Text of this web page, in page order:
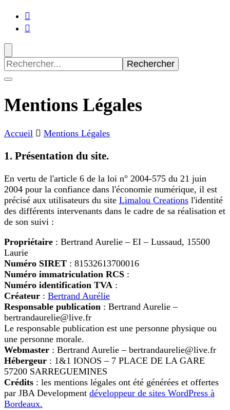
Recherche
pour
:
Mentions Légales
Accueil Mentions Légales
1. Présentation du site.
En vertu de l'article 6 de la loi n° 2004-575 du 21 juin
2004 pour la confiance dans l'économie numérique, il est
précisé aux utilisateurs du site Limalou Creations l'identité
des différents intervenants dans le cadre de sa réalisation et
de son suivi :
Propriétaire : Bertrand Aurelie – EI – Lussaud, 15500
Laurie
Numéro SIRET : 81532613700016
Numéro immatriculation RCS :
Numéro identification TVA :
Créateur : Bertrand Aurélie
Responsable publication : Bertrand Aurelie –
bertrandaurelie@live.fr
Le responsable publication est une personne physique ou
une personne morale.
Webmaster : Bertrand Aurelie – bertrandaurelie@live.fr
Hébergeur : 1&1 IONOS – 7 PLACE DE LA GARE
57200 SARREGUEMINES
Crédits : les mentions légales ont été générées et offertes
par JBA Development développeur de sites WordPress à
Bordeaux.